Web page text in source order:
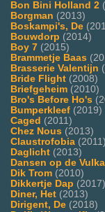
Bon Bini Holland 2
Borgman (2013)
Boskampi's, De
Bouwdorp (2014)
Boy 7 (2015)
Brammetje Baas
Brasserie Valentijn
Bride Flight (2008)
Briefgeheim (2010)
Bro's Before Ho's
Bumperkleef (2019)
Caged (2011)
Chez Nous (2013)
Claustrofobia (2011)
Daglicht (2013)
Dansen op de
Dik Trom (2010)
Dikkertje Dap (2017)
Diner, Het (2013)
Dirigent, De (2018)